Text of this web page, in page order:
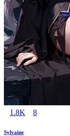
1.8K 8
Sylvaine